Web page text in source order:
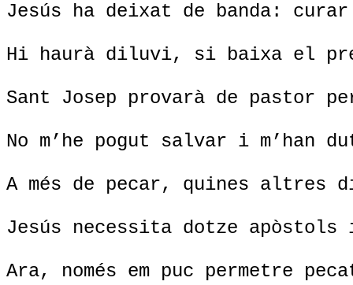
Jesús ha deixat de banda:
Hi haurà diluvi, si baixa el
Sant Josep provarà de pastor
No m’he pogut salvar i m’han
A més de pecar, quines altres
Jesús necessita dotze
Ara, només em puc permetre